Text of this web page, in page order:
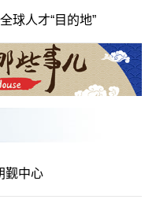
球人才“目的地”
觐中心